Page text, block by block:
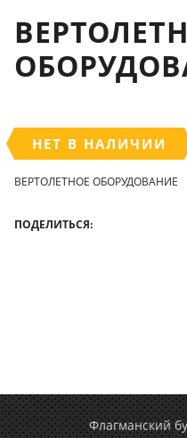
НЕТ В НАЛИЧИИ
ВЕРТОЛЕТНОЕ ОБОРУДОВАНИЕ
ПОДЕЛИТЬСЯ:
Флагманский